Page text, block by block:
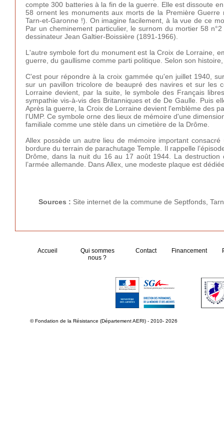
compte 300 batteries à la fin de la guerre. Elle est dissoute
58 ornent les monuments aux morts de la Première
Tarn-et-Garonne !). On imagine facilement, à la vue de ce
Par un cheminement particulier, le surnom du mortier 58
dessinateur Jean Galtier-Boissière (1891-1966).
L'autre symbole fort du monument est la Croix de Lorraine,
guerre, du gaullisme comme parti politique. Selon son
C'est pour répondre à la croix gammée qu'en juillet 1940,
sur un pavillon tricolore de beaupré des navires et sur les
Lorraine devient, par la suite, le symbole des Français
sympathie vis-à-vis des Britanniques et de De Gaulle. Puis
Après la guerre, la Croix de Lorraine devient l'emblème des
l'UMP. Ce symbole orne des lieux de mémoire d'une
familiale comme une stèle dans un cimetière de la Drôme.
Allex possède un autre lieu de mémoire important
bordure du terrain de parachutage Temple. Il rappelle
Drôme, dans la nuit du 16 au 17 août 1944. La
l’armée allemande. Dans Allex, une modeste plaque est
Sources : Site internet de la commune de Septfonds,
Accueil
Qui sommes
nous ?
Contact Financement
© Fondation de la Résistance (Département AERI) - 2010- 2026